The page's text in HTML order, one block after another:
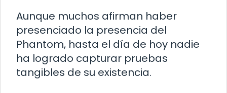
Aunque muchos afirman haber
presenciado la presencia del
Phantom, hasta el día de hoy nadie
ha logrado capturar pruebas
tangibles de su existencia.